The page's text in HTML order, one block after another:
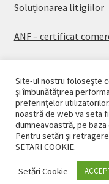
Soluționarea litigiilor
ANF – certificat
© CASAPLANT 2026
Politică de
Site-ul nostru folosește
și îmbunătățirea
preferințelor utilizatorilor.
noastră de web va seta
dumneavoastră, pe
Pentru setări și
SETARI COOKIE.
Setări Cookie